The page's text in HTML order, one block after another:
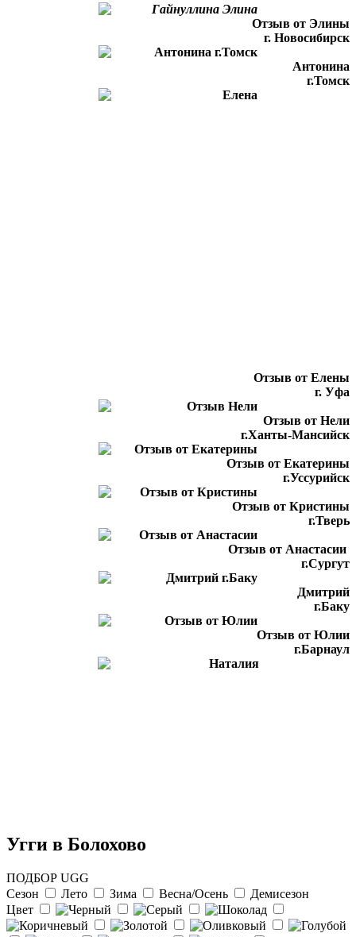
Отзыв от Элины
г. Новосибирск
Антонина
г.Томск
Отзыв от Елены
г. Уфа
Отзыв от Нели
г.Ханты-Мансийск
Отзыв от Екатерины
г.Уссурийск
Отзыв от Кристины
г.Тверь
Отзыв от Анастасии
г.Сургут
Дмитрий
г.Баку
Отзыв от Юлии
г.Барнаул
Угги в Болохово
ПОДБОР UGG
Сезон
Лето Зима Весна/Осень
Демисезон
Цвет